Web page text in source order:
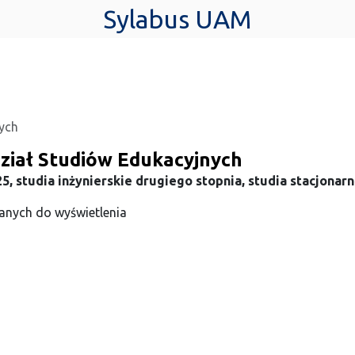
Sylabus UAM
Studiów Edukacyjnych
studia inżynierskie drugiego stopnia, studia
do wyświetlenia